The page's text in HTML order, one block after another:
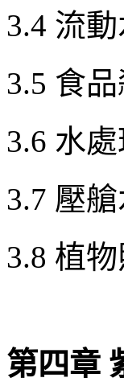
3.4 流
3.5 食
3.6 水
3.7 壓
3.8 植
第四章